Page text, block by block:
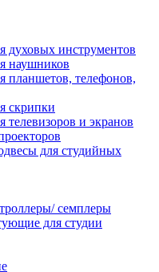
духовых инструментов
наушников
планшетов, телефонов,
скрипки
телевизоров и экранов
для студийных
семплеры
для студии